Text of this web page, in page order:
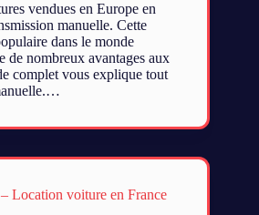
vendues en Europe en
manuelle. Cette
dans le monde
de nombreux avantages aux
complet vous explique tout
Location voiture en France